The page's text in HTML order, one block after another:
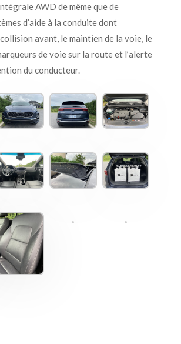
AWD de même que de
d’aide à la conduite dont
avant, le maintien de la voie, le
de voie sur la route et l’alerte
du conducteur.